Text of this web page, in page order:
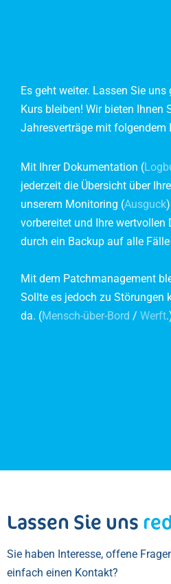
Es geht weiter. Lassen Sie
Kurs bleiben! Wir bieten Ihnen
Jahresverträge mit folgendem
Mit Ihrer Dokumentation (
jederzeit die Übersicht über
unserem Monitoring (Ausguck
vorbereitet und Ihre wertvollen
durch ein Backup auf alle Fälle
Mit dem Patchmanagement
Sollte es jedoch zu Störungen
da. (Mensch-über-Bord / Werft
Lassen Sie uns
Sie haben Interesse, offene
einfach einen Kontakt?